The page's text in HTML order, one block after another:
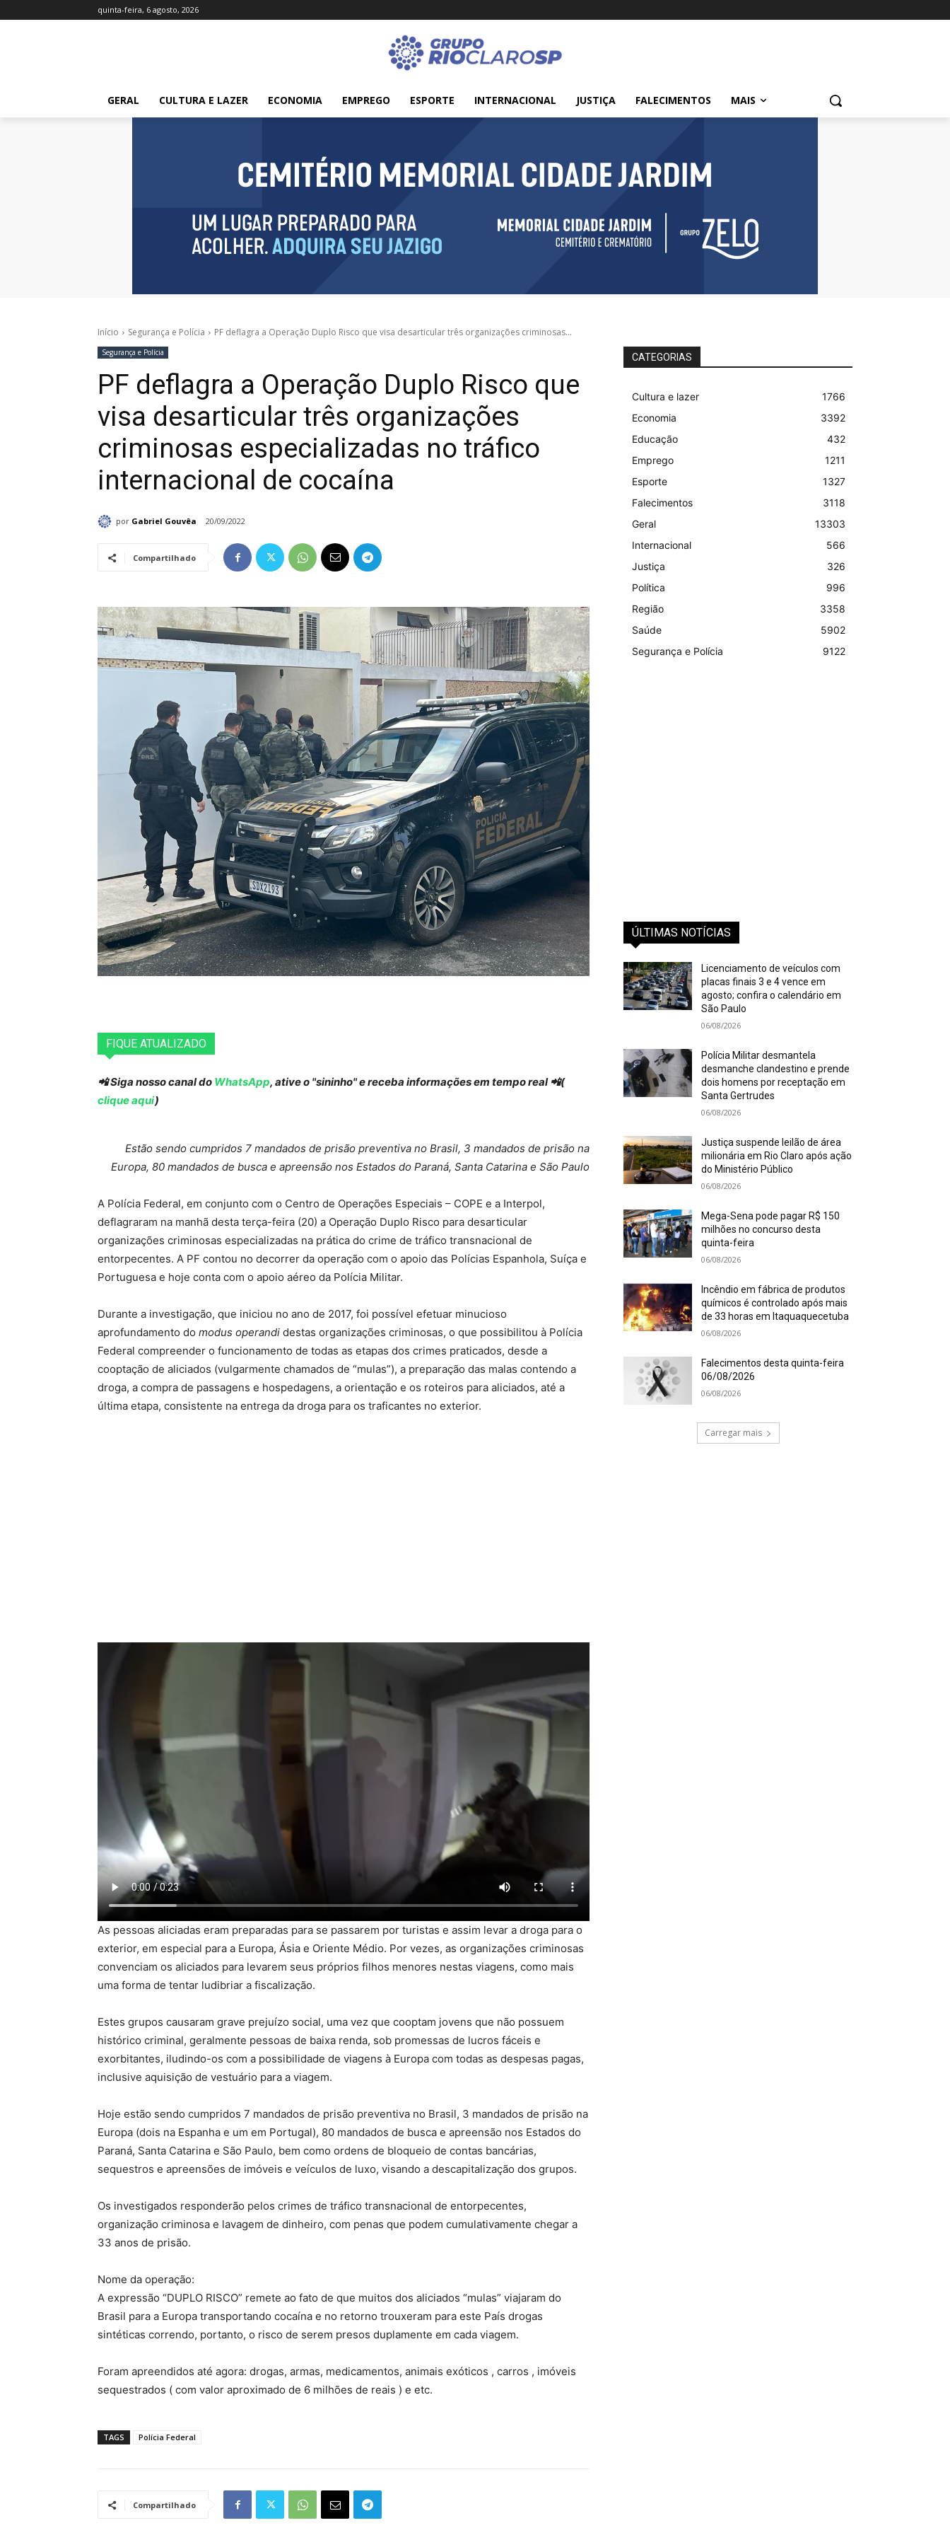
quinta-feira, 6 agosto, 2026
GERAL CULTURA E LAZER ECONOMIA EMPREGO ESPORTE INTERNACIONAL JUSTIÇA FALECIMENTOS MAIS
Início Segurança e Polícia PF deflagra a Operação Duplo Risco que visa desarticular três organizações criminosas...
Segurança e Polícia
PF deflagra a Operação Duplo Risco que
visa desarticular três organizações
criminosas especializadas no tráfico
internacional de cocaína
por Gabriel Gouvêa 20/09/2022
Compartilhado
FIQUE ATUALIZADO
📲 Siga nosso canal do WhatsApp, ative o "sininho" e receba informações em tempo real 📲(
clique aqui)
Estão sendo cumpridos 7 mandados de prisão preventiva no Brasil, 3 mandados de prisão na
Europa, 80 mandados de busca e apreensão nos Estados do Paraná, Santa Catarina e São Paulo
A Polícia Federal, em conjunto com o Centro de Operações Especiais – COPE e a Interpol,
deflagraram na manhã desta terça-feira (20) a Operação Duplo Risco para desarticular
organizações criminosas especializadas na prática do crime de tráfico transnacional de
entorpecentes. A PF contou no decorrer da operação com o apoio das Polícias Espanhola, Suíça e
Portuguesa e hoje conta com o apoio aéreo da Polícia Militar.
Durante a investigação, que iniciou no ano de 2017, foi possível efetuar minucioso
aprofundamento do modus operandi destas organizações criminosas, o que possibilitou à Polícia
Federal compreender o funcionamento de todas as etapas dos crimes praticados, desde a
cooptação de aliciados (vulgarmente chamados de “mulas”), a preparação das malas contendo a
droga, a compra de passagens e hospedagens, a orientação e os roteiros para aliciados, até a
última etapa, consistente na entrega da droga para os traficantes no exterior.
As pessoas aliciadas eram preparadas para se passarem por turistas e assim levar a droga para o
exterior, em especial para a Europa, Ásia e Oriente Médio. Por vezes, as organizações criminosas
convenciam os aliciados para levarem seus próprios filhos menores nestas viagens, como mais
uma forma de tentar ludibriar a fiscalização.
Estes grupos causaram grave prejuízo social, uma vez que cooptam jovens que não possuem
histórico criminal, geralmente pessoas de baixa renda, sob promessas de lucros fáceis e
exorbitantes, iludindo-os com a possibilidade de viagens à Europa com todas as despesas pagas,
inclusive aquisição de vestuário para a viagem.
Hoje estão sendo cumpridos 7 mandados de prisão preventiva no Brasil, 3 mandados de prisão na
Europa (dois na Espanha e um em Portugal), 80 mandados de busca e apreensão nos Estados do
Paraná, Santa Catarina e São Paulo, bem como ordens de bloqueio de contas bancárias,
sequestros e apreensões de imóveis e veículos de luxo, visando a descapitalização dos grupos.
Os investigados responderão pelos crimes de tráfico transnacional de entorpecentes,
organização criminosa e lavagem de dinheiro, com penas que podem cumulativamente chegar a
33 anos de prisão.
Nome da operação:
A expressão “DUPLO RISCO” remete ao fato de que muitos dos aliciados “mulas” viajaram do
Brasil para a Europa transportando cocaína e no retorno trouxeram para este País drogas
sintéticas correndo, portanto, o risco de serem presos duplamente em cada viagem.
Foram apreendidos até agora: drogas, armas, medicamentos, animais exóticos , carros , imóveis
sequestrados ( com valor aproximado de 6 milhões de reais ) e etc.
TAGS Polícia Federal
Compartilhado
CATEGORIAS
Cultura e lazer
1766
Economia
3392
Educação
432
Emprego
1211
Esporte
1327
Falecimentos
3118
Geral
13303
Internacional
566
Justiça
326
Política
996
Região
3358
Saúde
5902
Segurança e Polícia
9122
ÚLTIMAS NOTÍCIAS
Licenciamento de veículos com
placas finais 3 e 4 vence em
agosto; confira o calendário em
São Paulo
06/08/2026
Polícia Militar desmantela
desmanche clandestino e prende
dois homens por receptação em
Santa Gertrudes
06/08/2026
Justiça suspende leilão de área
milionária em Rio Claro após ação
do Ministério Público
06/08/2026
Mega-Sena pode pagar R$ 150
milhões no concurso desta
quinta-feira
06/08/2026
Incêndio em fábrica de produtos
químicos é controlado após mais
de 33 horas em Itaquaquecetuba
06/08/2026
Falecimentos desta quinta-feira
06/08/2026
06/08/2026
Carregar mais